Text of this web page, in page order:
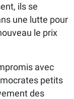
ils se
une lutte pour
le prix
avec
petits
des